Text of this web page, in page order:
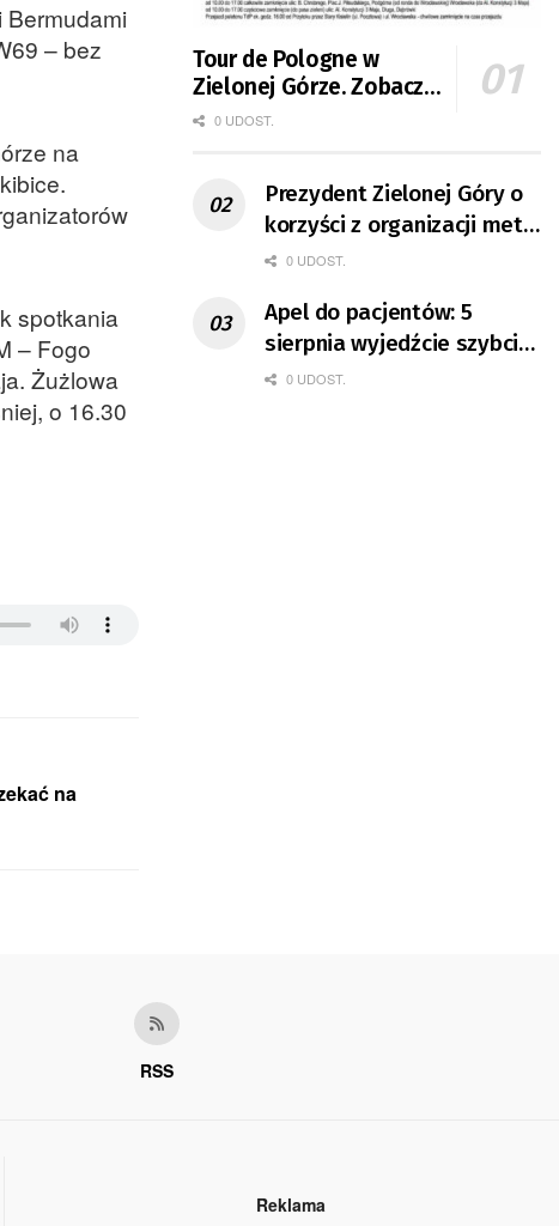
Bermudami
– bez
na
spotkania
– Fogo
Żużlowa
o 16.30
na
Tour de Pologne w
Zielonej Górze. Zobacz
zmiany w organizacji
0 UDOST.
Prezydent Zielonej Góry o
korzyści z organizacji mety
Tour de Pologne
0 UDOST.
Apel do pacjentów: 5
sierpnia wyjedźcie szybciej
z domów
0 UDOST.
RSS
Reklama